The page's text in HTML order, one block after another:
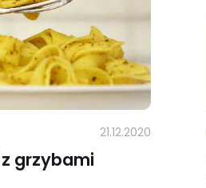
21.12.2020
z grzybami